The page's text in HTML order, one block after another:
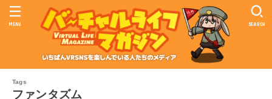
SEARCH
MENU
ファンタズム